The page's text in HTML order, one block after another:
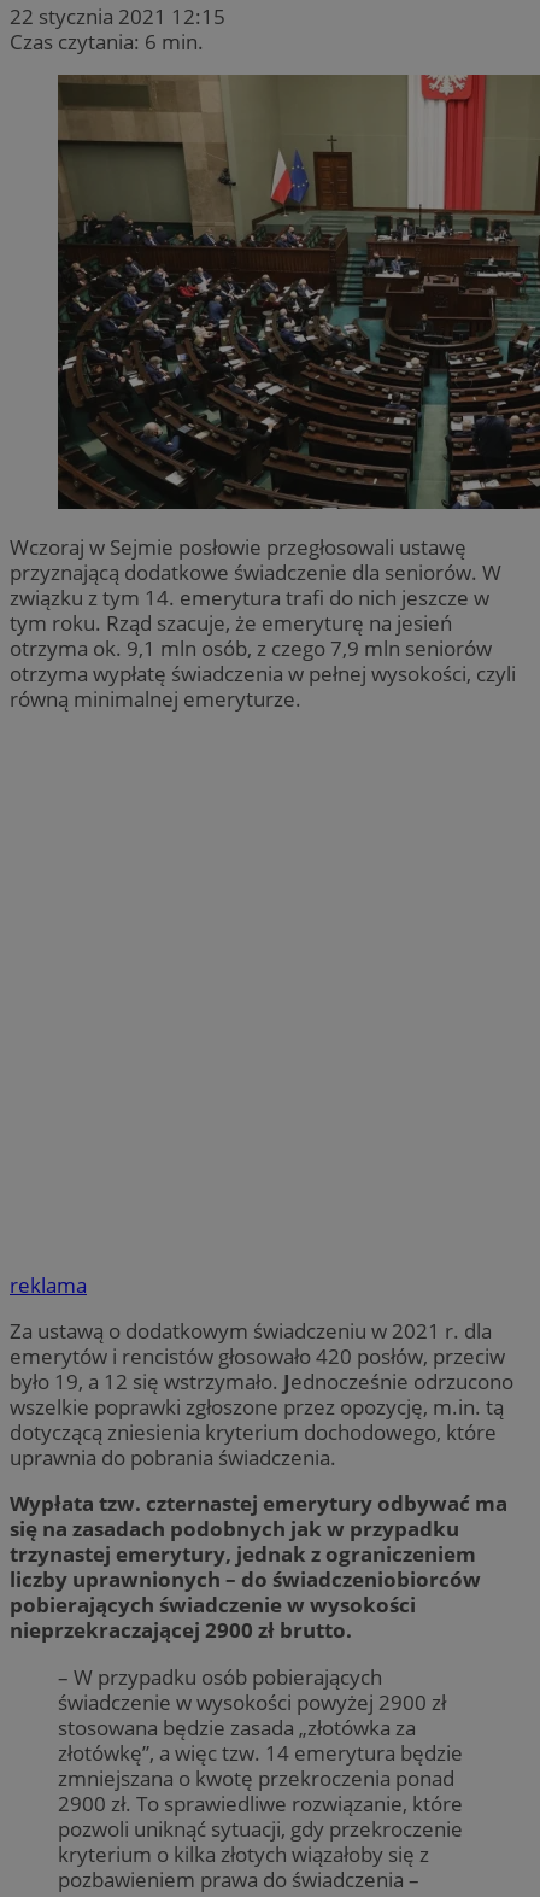
22 stycznia 2021 12:15
Czas czytania: 6 min.
Wczoraj w Sejmie posłowie przegłosowali ustawę
przyznającą dodatkowe świadczenie dla seniorów. W
związku z tym 14. emerytura trafi do nich jeszcze w
tym roku. Rząd szacuje, że emeryturę na jesień
otrzyma ok. 9,1 mln osób, z czego 7,9 mln seniorów
otrzyma wypłatę świadczenia w pełnej wysokości, czyli
równą minimalnej emeryturze.
reklama
Za ustawą o dodatkowym świadczeniu w 2021 r. dla
emerytów i rencistów głosowało 420 posłów, przeciw
było 19, a 12 się wstrzymało. Jednocześnie odrzucono
wszelkie poprawki zgłoszone przez opozycję, m.in. tą
dotyczącą zniesienia kryterium dochodowego, które
uprawnia do pobrania świadczenia.
Wypłata tzw. czternastej emerytury odbywać ma
się na zasadach podobnych jak w przypadku
trzynastej emerytury, jednak z ograniczeniem
liczby uprawnionych – do świadczeniobiorców
pobierających świadczenie w wysokości
nieprzekraczającej 2900 zł brutto.
– W przypadku osób pobierających
świadczenie w wysokości powyżej 2900 zł
stosowana będzie zasada „złotówka za
złotówkę”, a więc tzw. 14 emerytura będzie
zmniejszana o kwotę przekroczenia ponad
2900 zł. To sprawiedliwe rozwiązanie, które
pozwoli uniknąć sytuacji, gdy przekroczenie
kryterium o kilka złotych wiązałoby się z
pozbawieniem prawa do świadczenia –